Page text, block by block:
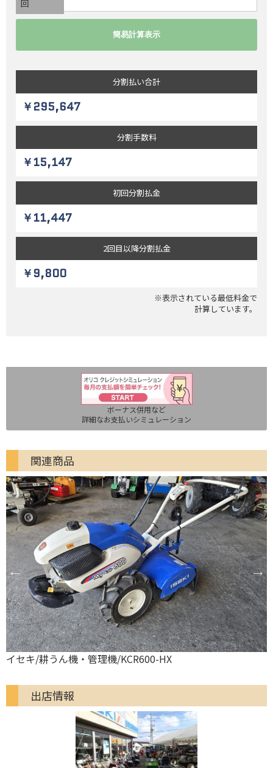
回
分割払い合計
￥295,647
分割手数料
￥15,147
初回分割払金
￥11,447
2回目以降分割払金
￥9,800
※表示されている最低料金で
計算しています。
ボーナス併用など
詳細なお支払いシミュレーション
関連商品
イセキ/耕うん機・管理機/KCR600-HX
出店情報